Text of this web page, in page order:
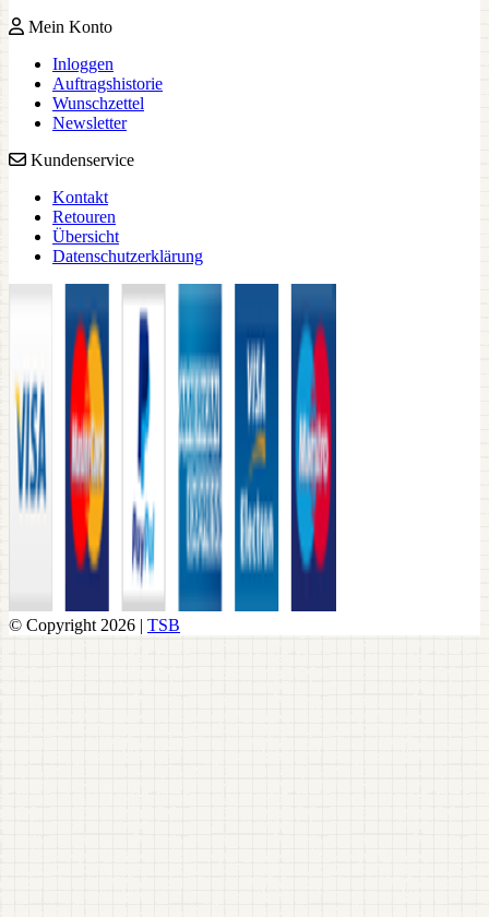
Mein Konto
Inloggen
Auftragshistorie
Wunschzettel
Newsletter
Kundenservice
Kontakt
Retouren
Übersicht
Datenschutzerklärung
© Copyright 2026 | TSB